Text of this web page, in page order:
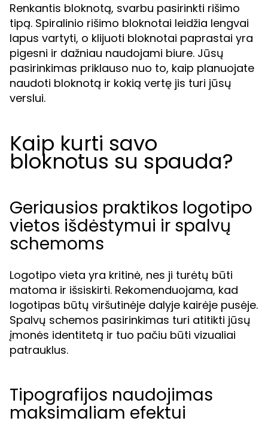
Renkantis bloknotą, svarbu pasirinkti rišimo
tipą. Spiralinio rišimo bloknotai leidžia lengvai
lapus vartyti, o klijuoti bloknotai paprastai yra
pigesni ir dažniau naudojami biure. Jūsų
pasirinkimas priklauso nuo to, kaip planuojate
naudoti bloknotą ir kokią vertę jis turi jūsų
verslui.
Kaip kurti savo
bloknotus su spauda?
Geriausios praktikos logotipo
vietos išdėstymui ir spalvų
schemoms
Logotipo vieta yra kritinė, nes ji turėtų būti
matoma ir išsiskirti. Rekomenduojama, kad
logotipas būtų viršutinėje dalyje kairėje pusėje.
Spalvų schemos pasirinkimas turi atitikti jūsų
įmonės identitetą ir tuo pačiu būti vizualiai
patrauklus.
Tipografijos naudojimas
maksimaliam efektui